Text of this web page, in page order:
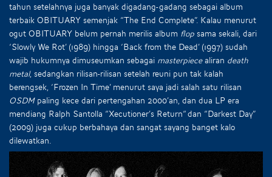
tahun setelahnya juga banyak digadang-gadang sebagai album
terbaik OBITUARY semenjak “The End Complete”. Kalau menurut
ogut OBITUARY belum pernah merilis album flop sama sekali, dari
‘Slowly We Rot’ (1989) hingga ‘Back from the Dead’ (1997) sudah
wajib hukumnya dimuseumkan sebagai masterpiecealiran death
metal, sedangkan rilisan-rilisan setelah reuni pun tak kalah
berengsek, ‘Frozen In Time’ menurut saya jadi salah satu rilisan
OSDM paling kece dari pertengahan 2000’an, dan dua LP era
mendiang Ralph Santolla “Xecutioner’s Return“ dan “Darkest Day”
(2009) juga cukup berbahaya dan sangat sayang banget kalo
dilewatkan.